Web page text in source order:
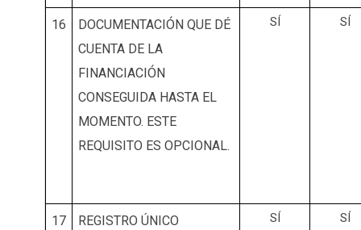
16
DOCUMENTACIÓN QUE DÉ
CUENTA DE LA
FINANCIACIÓN
CONSEGUIDA HASTA EL
MOMENTO. ESTE
REQUISITO ES OPCIONAL.
SÍ SÍ
17
REGISTRO ÚNICO
SÍ SÍ